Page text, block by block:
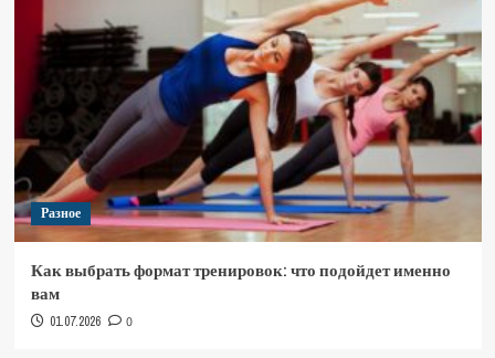
Разное
Как выбрать формат тренировок: что подойдет именно
вам
01.07.2026 0